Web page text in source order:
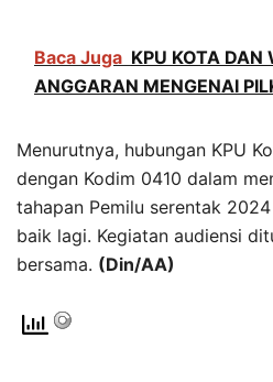
Baca Juga KPU KOTA DAN
ANGGARAN MENGENAI
Menurutnya, hubungan KPU
dengan Kodim 0410 dalam
tahapan Pemilu serentak
baik lagi. Kegiatan audiensi
bersama. (Din/AA)